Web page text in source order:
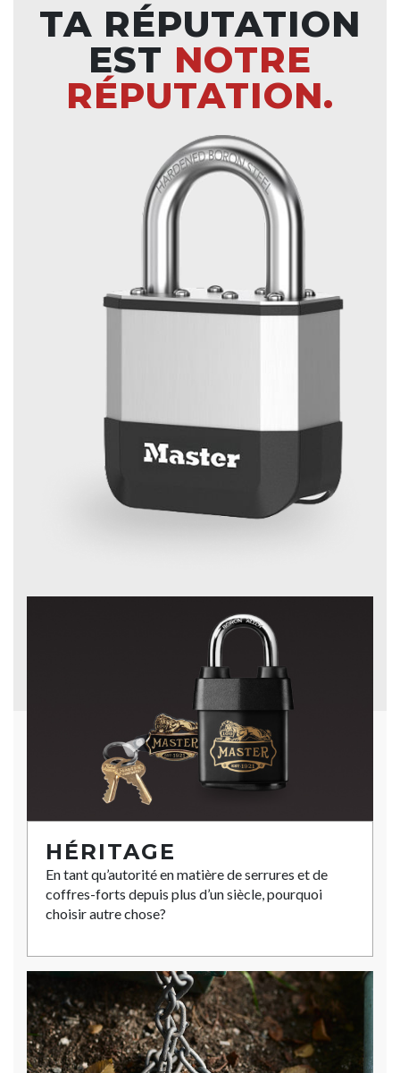
TA RÉPUTATION
EST NOTRE
RÉPUTATION.
HÉRITAGE
En tant qu’autorité en matière de serrures et de
coffres-forts depuis plus d’un siècle, pourquoi
choisir autre chose?